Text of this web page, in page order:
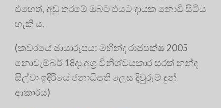
එහෙත්, අඩු තරමේ ඔබට එයට දායක නොවී සිටිය
හැකි ය.
(කවරයේ ඡායාරූපය: මහින්ද රාජපක්ෂ 2005
නොවැම්බර් 18දා අග්‍ර විනිශ්චයකාර සරත් නන්ද
සිල්වා ඉදිරියේ ජනාධිපති ලෙස දිවුරුම් දුන්
ආකාරය)